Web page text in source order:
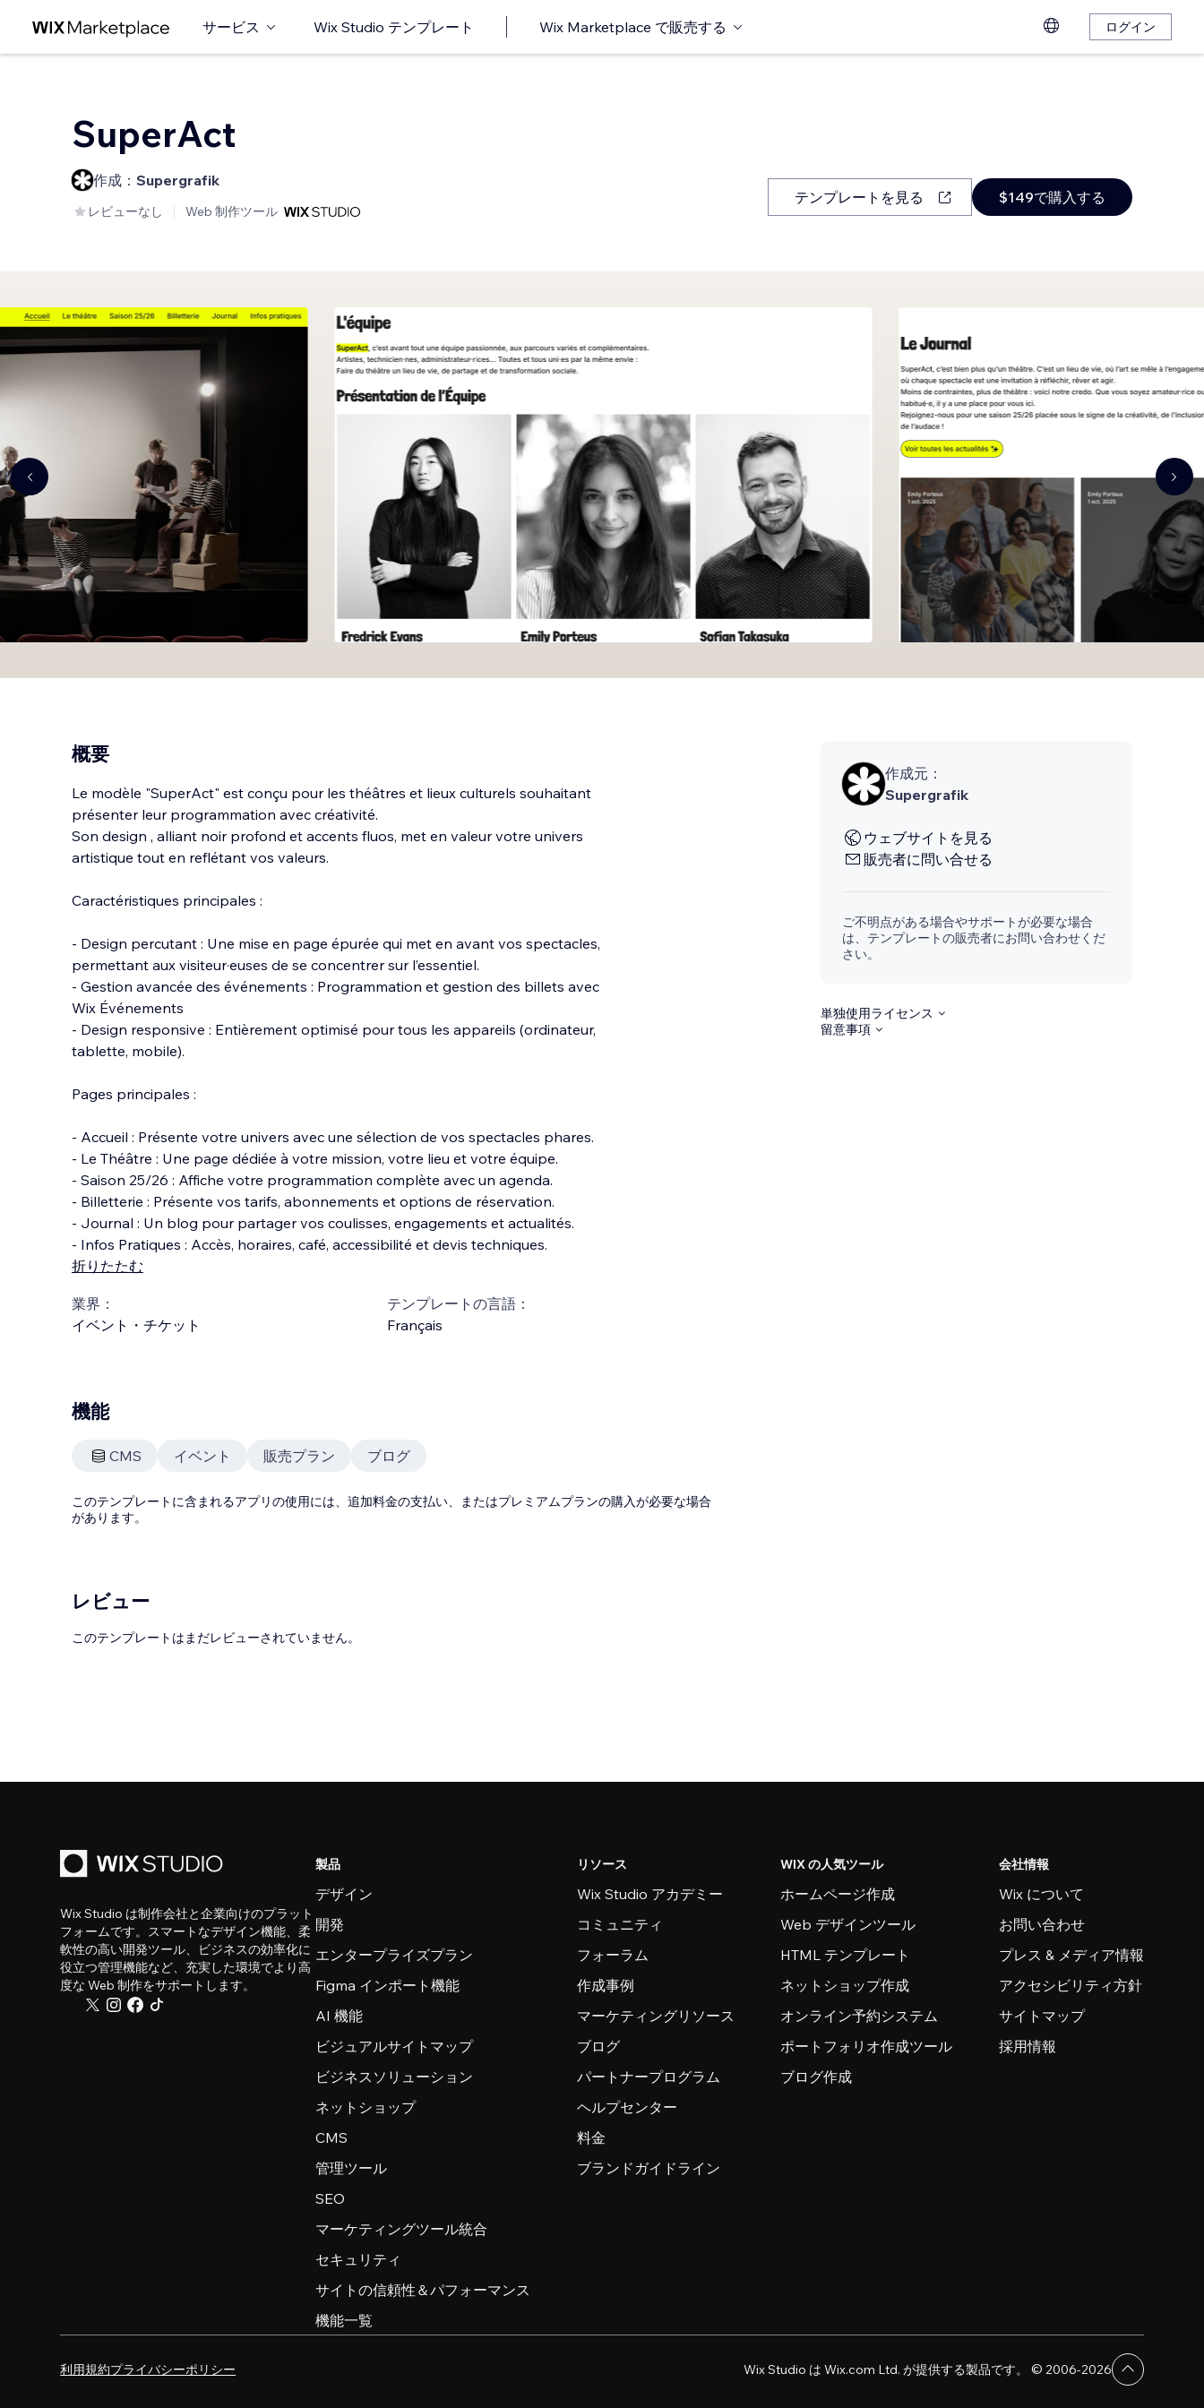
サービス Wix Studio テンプレート Wix Marketplace で販売する ログイン
SuperAct
作成： Supergrafik
レビューなし Web 制作ツール
テンプレートを見る $149で購入する
概要
Le modèle "SuperAct" est conçu pour les théâtres et lieux culturels souhaitant
présenter leur programmation avec créativité.
Son design , alliant noir profond et accents fluos, met en valeur votre univers
artistique tout en reflétant vos valeurs.
Caractéristiques principales :
- Design percutant : Une mise en page épurée qui met en avant vos spectacles,
permettant aux visiteur·euses de se concentrer sur l’essentiel.
- Gestion avancée des événements : Programmation et gestion des billets avec
Wix Événements
- Design responsive : Entièrement optimisé pour tous les appareils (ordinateur,
tablette, mobile).
Pages principales :
- Accueil : Présente votre univers avec une sélection de vos spectacles phares.
- Le Théâtre : Une page dédiée à votre mission, votre lieu et votre équipe.
- Saison 25/26 : Affiche votre programmation complète avec un agenda.
- Billetterie : Présente vos tarifs, abonnements et options de réservation.
- Journal : Un blog pour partager vos coulisses, engagements et actualités.
- Infos Pratiques : Accès, horaires, café, accessibilité et devis techniques.
折りたたむ
業界：
イベント・チケット
テンプレートの言語：
Français
作成元：
Supergrafik
ウェブサイトを見る
販売者に問い合せる
ご不明点がある場合やサポートが必要な場合
は、テンプレートの販売者にお問い合わせくだ
さい。
単独使用ライセンス
留意事項
機能
CMS イベント 販売プラン ブログ
このテンプレートに含まれるアプリの使用には、追加料金の支払い、またはプレミアムプランの購入が必要な場合
があります。
レビュー
このテンプレートはまだレビューされていません。
Wix Studio は制作会社と企業向けのプラット
フォームです。スマートなデザイン機能、柔
軟性の高い開発ツール、ビジネスの効率化に
役立つ管理機能など、充実した環境でより高
度な Web 制作をサポートします。
製品
デザイン
開発
エンタープライズプラン
Figma インポート機能
AI 機能
ビジュアルサイトマップ
ビジネスソリューション
ネットショップ
CMS
管理ツール
SEO
マーケティングツール統合
セキュリティ
サイトの信頼性＆パフォーマンス
機能一覧
リソース
Wix Studio アカデミー
コミュニティ
フォーラム
作成事例
マーケティングリソース
ブログ
パートナープログラム
ヘルプセンター
料金
ブランドガイドライン
WIX の人気ツール
ホームページ作成
Web デザインツール
HTML テンプレート
ネットショップ作成
オンライン予約システム
ポートフォリオ作成ツール
ブログ作成
会社情報
Wix について
お問い合わせ
プレス & メディア情報
アクセシビリティ方針
サイトマップ
採用情報
利用規約プライバシーポリシー Wix Studio は Wix.com Ltd. が提供する製品です。 © 2006-2026